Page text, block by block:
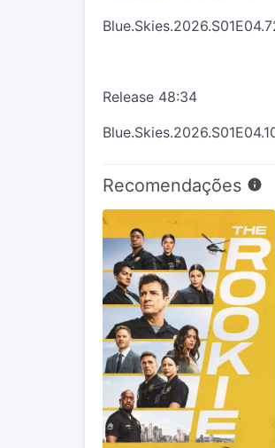
Release 48:34
Recomendações